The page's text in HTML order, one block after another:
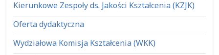
Kierunkowe Zespoły ds. Jakości Kształcenia (KZJK)
Oferta dydaktyczna
Wydziałowa Komisja Kształcenia (WKK)